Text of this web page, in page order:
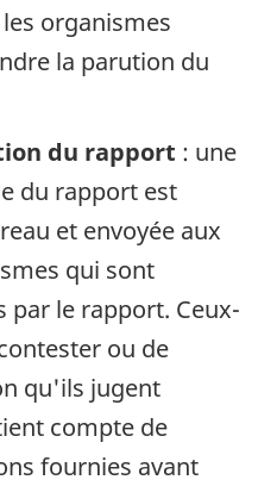
organismes
la parution du
du rapport : une
du rapport est
et envoyée aux
qui sont
le rapport. Ceux-
ou de
qu'ils jugent
compte de
fournies avant